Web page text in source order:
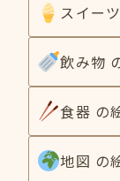
スイー
飲み物
食器 の
地図 の